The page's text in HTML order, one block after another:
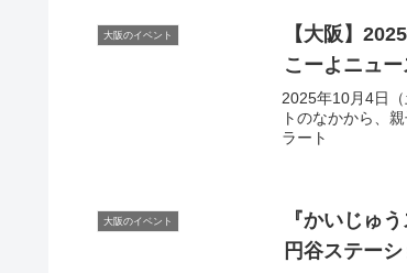
大阪のイベント 【大阪 】
こーよニュー
2025年10月4日
トのなかから、
ラート
大阪のイベント 『かいじゅ
円谷ステー